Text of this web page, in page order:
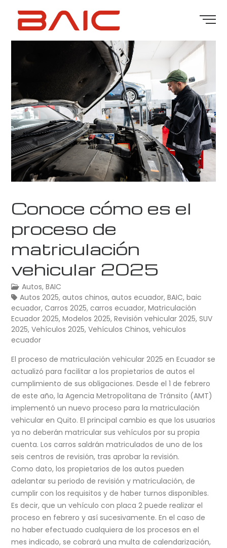
Conoce cómo es el
proceso de
matriculación
vehicular 2025
Autos,BAIC
Autos 2025,autos chinos,autos ecuador,BAIC,baic
ecuador,Carros 2025,carros ecuador,Matriculación
Ecuador 2025,Modelos 2025,Revisión vehicular 2025,SUV
2025,Vehículos 2025,Vehículos Chinos,vehiculos
ecuador
El proceso de matriculación vehicular 2025 en Ecuador se
actualizó para facilitar a los propietarios de autos el
cumplimiento de sus obligaciones. Desde el 1 de febrero
de este año, la Agencia Metropolitana de Tránsito (AMT)
implementó un nuevo proceso para la matriculación
vehicular en Quito. El principal cambio es que los usuarios
ya no deberán matricular sus vehículos por su propia
cuenta. Los carros saldrán matriculados de uno de los
seis centros de revisión, tras aprobar la revisión.
Como dato, los propietarios de los autos pueden
adelantar su periodo de revisión y matriculación, de
cumplir con los requisitos y de haber turnos disponibles.
Es decir, que un vehículo con placa 2 puede realizar el
proceso en febrero y así sucesivamente. En el caso de
no haber efectuado cualquiera de los procesos en el
mes indicado, se cobrará una multa de calendarización,